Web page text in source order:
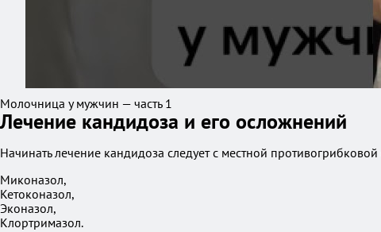
Молочница у мужчин — часть 1
Лечение кандидоза и его осложнений
Начинать лечение кандидоза следует с местной
Миконазол,
Кетоконазол,
Эконазол,
Клортримазол.